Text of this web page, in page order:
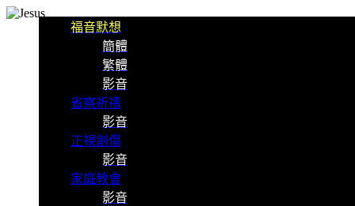
福音默想
簡體
繁體
影音
省察祈禱
影音
正視創傷
影音
家庭教會
影音